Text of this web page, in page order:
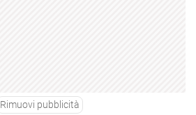
Rimuovi pubblicità